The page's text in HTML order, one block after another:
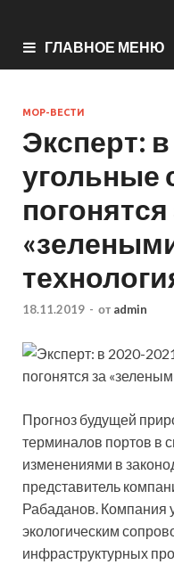
ГЛАВНОЕ МЕНЮ
МОР-ВЕСТИ
Эксперт:
угольные
погонятся
18.11.2019 - от admin
Прогноз будущей
терминалов портов в
изменениями в
представитель
Рабаданов. Компания
экологическим
инфраструктурных